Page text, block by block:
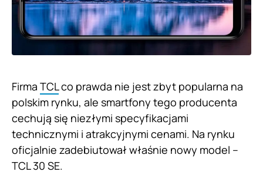
Firma TCLco prawda nie jest zbyt popularna na
polskim rynku, ale smartfony tego producenta
cechują się niezłymi specyfikacjami
technicznymi i atrakcyjnymi cenami. Na rynku
oficjalnie zadebiutował właśnie nowy model –
TCL 30 SE.